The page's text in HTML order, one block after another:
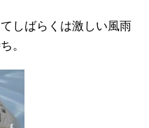
しばらくは激しい風雨
。